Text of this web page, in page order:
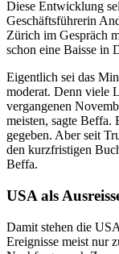
Diese Entwicklung
Geschäftsführerin
Zürich im Gespräch
schon eine Baisse in
Eigentlich sei das
moderat. Denn viele
vergangenen
meisten, sagte Beffa.
gegeben. Aber seit
den kurzfristigen
Beffa.
USA als
Damit stehen die
Ereignisse meist nur